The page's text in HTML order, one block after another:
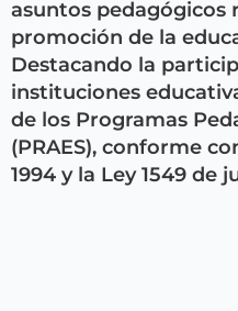
asuntos pedagógicos
promoción de la
Destacando la
instituciones
de los Programas
(PRAES), conforme
1994 y la Ley 1549 de